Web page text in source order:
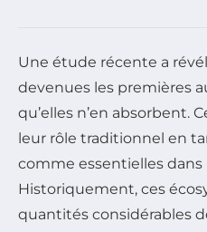
Une étude récente a
devenues les premières
qu’elles n’en
leur rôle traditionnel en
comme essentielles
Historiquement, ces
quantités considérables